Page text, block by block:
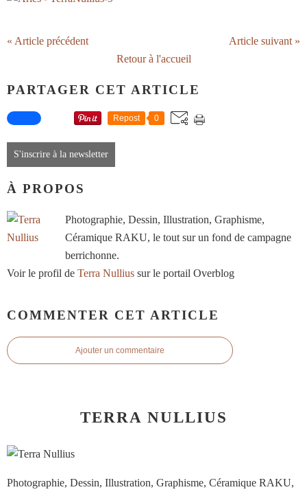
« Article précédent
Article suivant »
Retour à l'accueil
PARTAGER CET ARTICLE
Repost 0
S'inscrire à la newsletter
À PROPOS
Photographie, Dessin, Illustration, Graphisme,
Céramique RAKU, le tout sur un fond de campagne
berrichonne.
Voir le profil de Terra Nullius sur le portail Overblog
COMMENTER CET ARTICLE
Ajouter un commentaire
TERRA NULLIUS
Photographie, Dessin, Illustration, Graphisme, Céramique RAKU,